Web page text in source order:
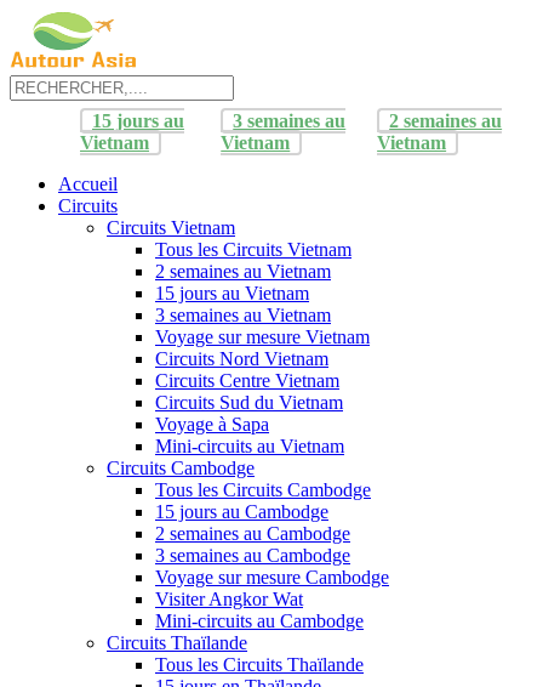
15 jours au
Vietnam
3 semaines au
Vietnam
2 semaines au
Vietnam
Accueil
Circuits
Circuits Vietnam
Tous les Circuits Vietnam
2 semaines au Vietnam
15 jours au Vietnam
3 semaines au Vietnam
Voyage sur mesure Vietnam
Circuits Nord Vietnam
Circuits Centre Vietnam
Circuits Sud du Vietnam
Voyage à Sapa
Mini-circuits au Vietnam
Circuits Cambodge
Tous les Circuits Cambodge
15 jours au Cambodge
2 semaines au Cambodge
3 semaines au Cambodge
Voyage sur mesure Cambodge
Visiter Angkor Wat
Mini-circuits au Cambodge
Circuits Thaïlande
Tous les Circuits Thaïlande